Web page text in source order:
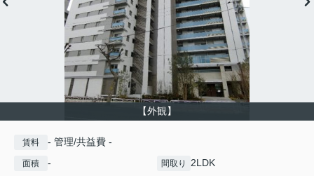
【外観】
賃料 - 管理/共益費 -
面積 - 間取り 2LDK